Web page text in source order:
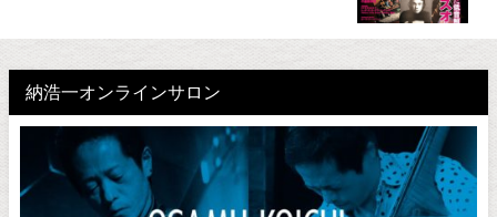
納浩一オンラインサロン